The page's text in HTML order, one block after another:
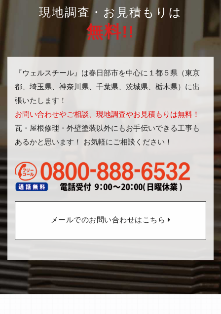
現地調査・お見積もりは
無料!!
『ウェルスチール』は春日部市を中心に１都５県（東京
都、埼玉県、神奈川県、千葉県、茨城県、栃木県）に出
張いたします！
お問い合わせやご相談、現地調査やお見積もりは無料！
瓦・屋根修理・外壁塗装以外にもお手伝いできる工事も
あるかと思います！ お気軽にご相談ください！
メールでのお問い合わせはこちら